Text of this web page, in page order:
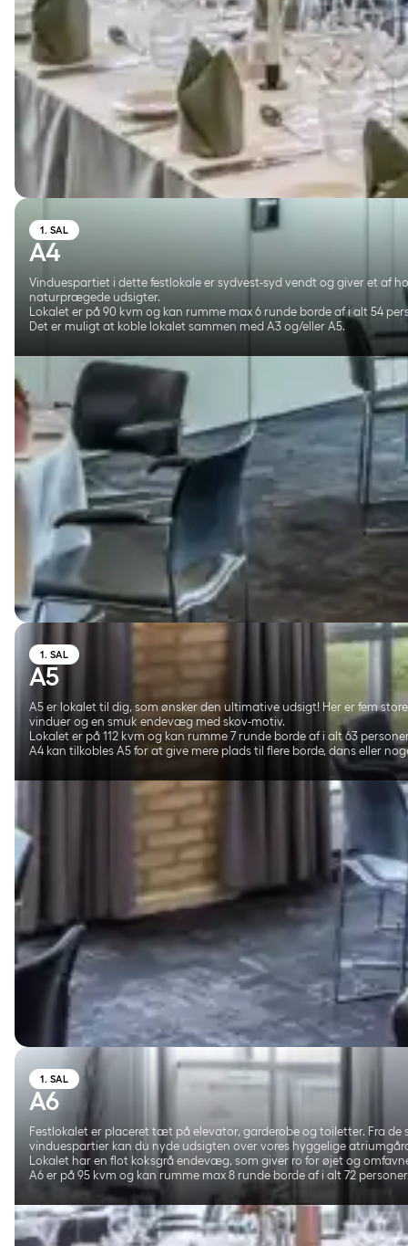
1. SAL
A4
Vinduespartiet i dette festlokale er sydvest-syd vendt og giver et af
naturprægede udsigter.
Lokalet er på 90 kvm og kan rumme max 6 runde borde af i alt 54
Det er muligt at koble lokalet sammen med A3 og/eller A5.
1. SAL
A5
A5 er lokalet til dig, som ønsker den ultimative udsigt! Her er fem
vinduer og en smuk endevæg med skov-motiv.
Lokalet er på 112 kvm og kan rumme 7 runde borde af i alt 63
A4 kan tilkobles A5 for at give mere plads til flere borde, dans eller
1. SAL
A6
Festlokalet er placeret tæt på elevator, garderobe og toiletter. Fra de
vinduespartier kan du nyde udsigten over vores hyggelige
Lokalet har en flot koksgrå endevæg, som giver ro for øjet og
A6 er på 95 kvm og kan rumme max 8 runde borde af i alt 72